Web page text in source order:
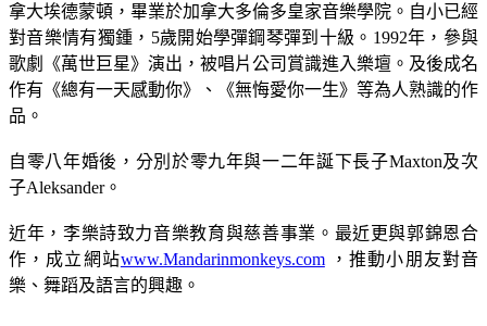
拿大埃德蒙頓，畢業於加拿大多倫多皇家音樂學院。自小已經
對音樂情有獨鍾，5歲開始學彈鋼琴彈到十級。1992年，參與
歌劇《萬世巨星》演出，被唱片公司賞識進入樂壇。及後成名
作有《總有一天感動你》、《無悔愛你一生》等為人熟識的作
品。
自零八年婚後，分別於零九年與一二年誕下長子Maxton及次
子Aleksander。
近年，李樂詩致力音樂教育與慈善事業。最近更與郭錦恩合
作，成立網站www.Mandarinmonkeys.com，推動小朋友對音
樂、舞蹈及語言的興趣。